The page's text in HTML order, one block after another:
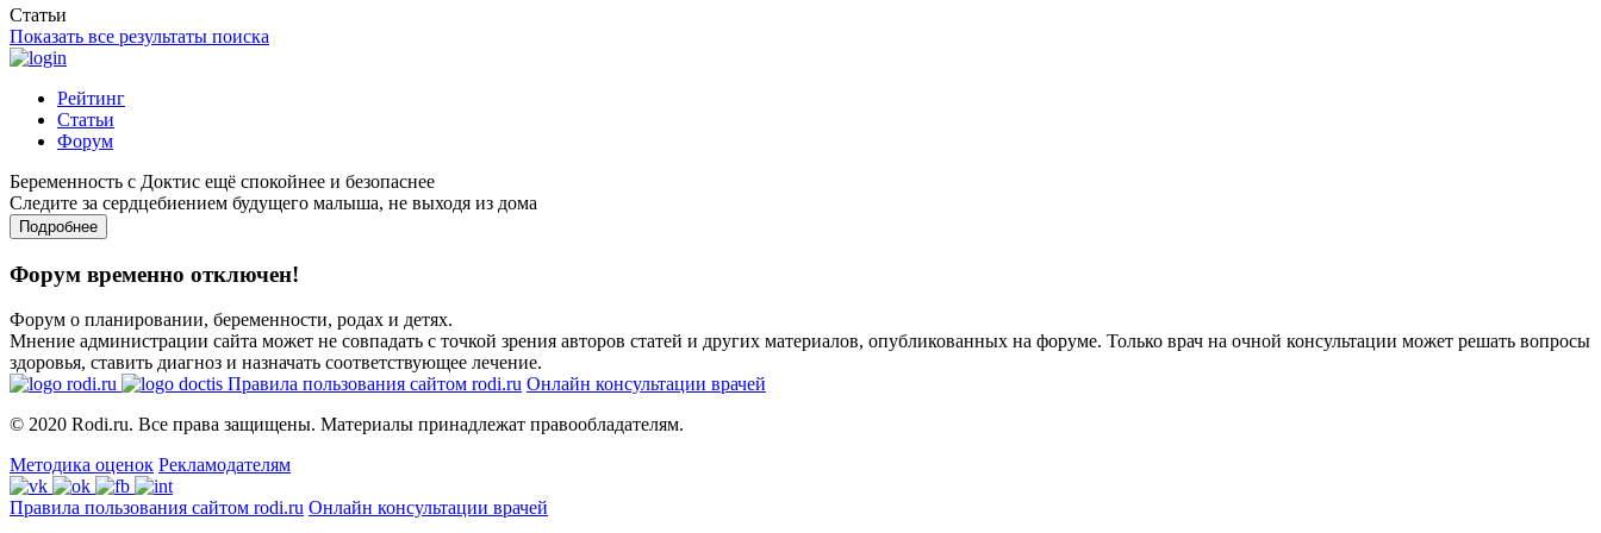
Статьи
Показать все результаты поиска
Рейтинг
Статьи
Форум
Беременность с Доктис ещё спокойнее и безопаснее
Следите за сердцебиением будущего малыша, не выходя из дома
Подробнее
Форум временно отключен!
Форум о планировании, беременности, родах и детях.
Мнение администрации сайта может не совпадать с точкой зрения авторов статей и других материалов, опубликованных на форуме. Только врач на очной консультации может решать вопросы
здоровья, ставить диагноз и назначать соответствующее лечение.
Правила пользования сайтом rodi.ru Онлайн консультации врачей
© 2020 Rodi.ru. Все права защищены. Материалы принадлежат правообладателям.
Методика оценок Рекламодателям
Правила пользования сайтом rodi.ru Онлайн консультации врачей